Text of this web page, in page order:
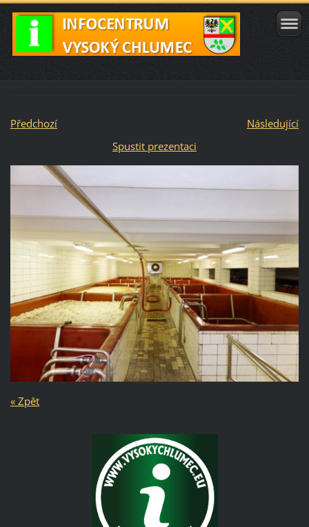
Předchozí
Následující
Spustit prezentaci
« Zpět